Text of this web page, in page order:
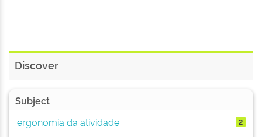
Discover
Subject
ergonomia da atividade
2